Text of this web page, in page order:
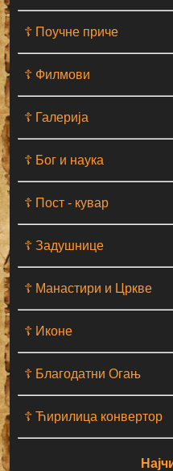
☦ Поучне приче
☦ Филмови
☦ Галерија
☦ Бог и наука
☦ Пост - кувар
☦ Задушнице
☦ Манастири и Цркве
☦ Иконе
☦ Благодатни Огањ
☦ Ћирилица конвертор